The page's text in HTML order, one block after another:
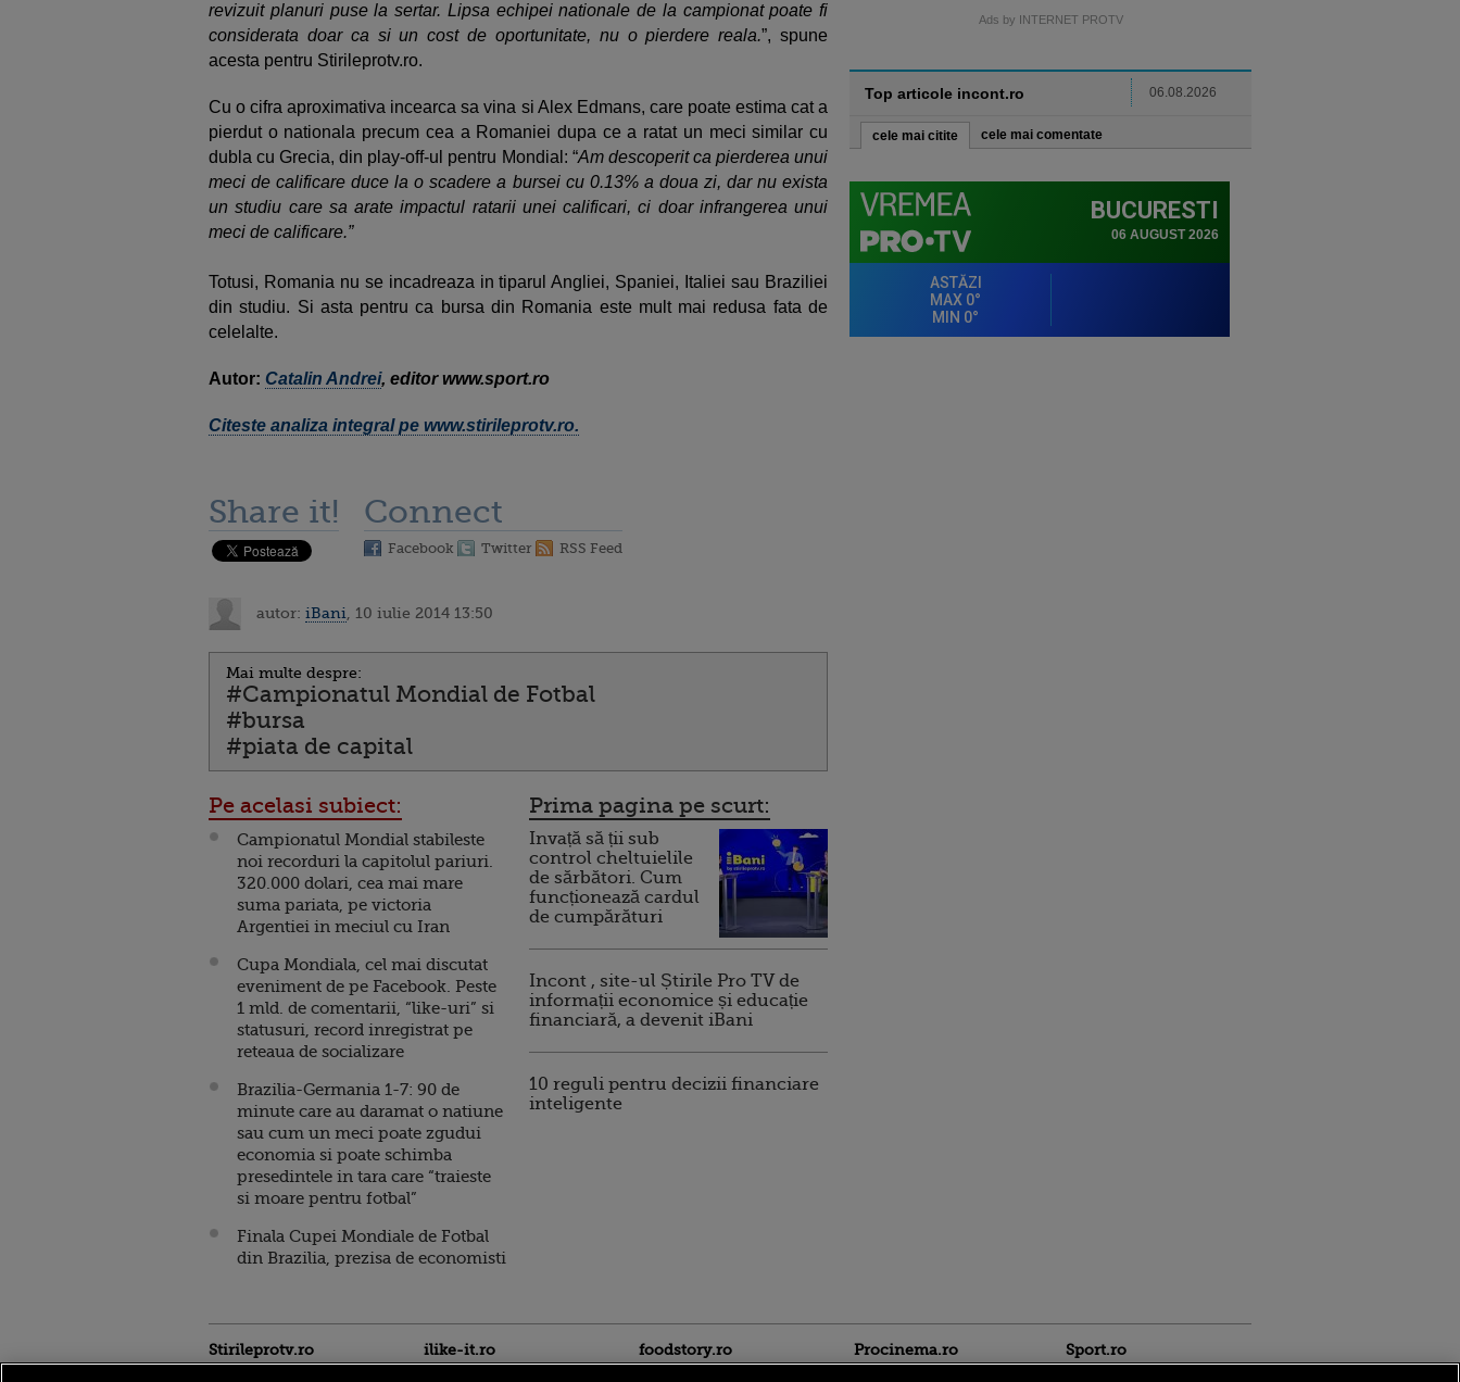
revizuit planuri puse la sertar. Lipsa echipei nationale de la campionat poate fi
considerata doar ca si un cost de oportunitate, nu o pierdere reala.”, spune
acesta pentru Stirileprotv.ro.
Cu o cifra aproximativa incearca sa vina si Alex Edmans, care poate estima cat a
pierdut o nationala precum cea a Romaniei dupa ce a ratat un meci similar cu
dubla cu Grecia, din play-off-ul pentru Mondial: “Am descoperit ca pierderea unui
meci de calificare duce la o scadere a bursei cu 0.13% a doua zi, dar nu exista
un studiu care sa arate impactul ratarii unei calificari, ci doar infrangerea unui
meci de calificare.”
Totusi, Romania nu se incadreaza in tiparul Angliei, Spaniei, Italiei sau Braziliei
din studiu. Si asta pentru ca bursa din Romania este mult mai redusa fata de
celelalte.
Autor: Catalin Andrei, editor www.sport.ro
Citeste analiza integral pe www.stirileprotv.ro.
Share it! Connect
Facebook Twitter RSS Feed
autor: iBani , 10 iulie 2014 13:50
Mai multe despre:
#Campionatul Mondial de Fotbal
#bursa
#piata de capital
Pe acelasi subiect:
Campionatul Mondial stabileste
noi recorduri la capitolul pariuri.
320.000 dolari, cea mai mare
suma pariata, pe victoria
Argentiei in meciul cu Iran
Cupa Mondiala, cel mai discutat
eveniment de pe Facebook. Peste
1 mld. de comentarii, “like-uri” si
statusuri, record inregistrat pe
reteaua de socializare
Brazilia-Germania 1-7: 90 de
minute care au daramat o natiune
sau cum un meci poate zgudui
economia si poate schimba
presedintele in tara care “traieste
si moare pentru fotbal”
Finala Cupei Mondiale de Fotbal
din Brazilia, prezisa de economisti
Prima pagina pe scurt:
Invață să ții sub
control cheltuielile
de sărbători. Cum
funcționează cardul
de cumpărături
Incont , site-ul Știrile Pro TV de
informații economice și educație
financiară, a devenit iBani
10 reguli pentru decizii financiare
inteligente
Ads by INTERNET PROTV
Top articole incont.ro 06.08.2026
cele mai citite cele mai comentate
Stirileprotv.ro ilike-it.ro foodstory.ro Procinema.ro Sport.ro